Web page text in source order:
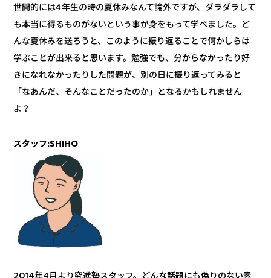
世間的には4年生の時の夏休みなんて論外ですが、ダラダラして
も本当に得るものがないという事が身をもって学べました。ど
んな夏休みを送ろうと、このように振り返ることで何かしらは
学ぶことが出来ると思います。勉強でも、分からなかったり好
きになれなかったりした問題が、別の日に振り返ってみると
「なあんだ、そんなことだったのか」となるかもしれません
よ？
スタッフ:SHIHO